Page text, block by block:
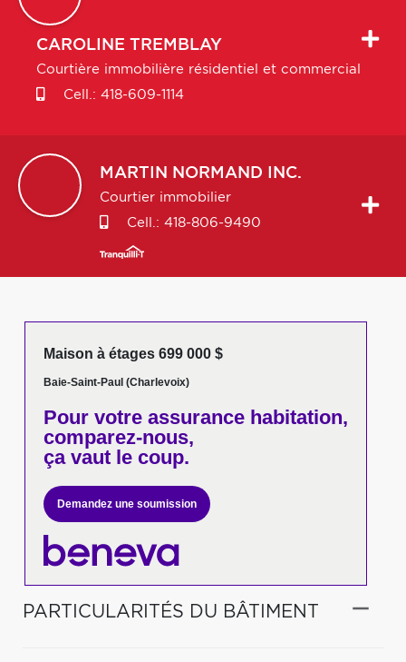
CAROLINE TREMBLAY
Courtière immobilière résidentiel et commercial
Cell.: 418-609-1114
MARTIN NORMAND INC.
Courtier immobilier
Cell.: 418-806-9490
Maison à étages 699 000 $
Baie-Saint-Paul (Charlevoix)
Pour votreassurance habitation,
comparez-nous,
ça vaut le coup.
Demandez une soumission
PARTICULARITÉS DU BÂTIMENT